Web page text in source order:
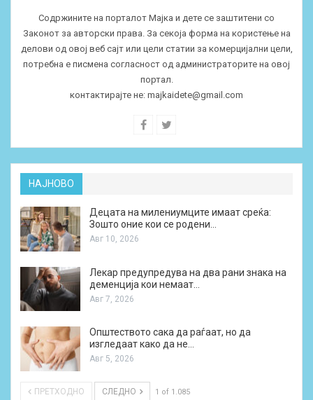
Содржините на порталот Мајка и дете се заштитени со
Законот за авторски права. За секоја форма на користење на
делови од овој веб сајт или цели статии за комерцијални цели,
потребна е писмена согласност од администраторите на овој
портал.
контактирајте не: majkaidete@gmail.com
НАЈНОВО
Децата на милениумците имаат среќа:
Зошто оние кои се родени…
Авг 10, 2026
Лекар предупредува на два рани знака на
деменција кои немаат…
Авг 7, 2026
Општеството сака да раѓаат, но да
изгледаат како да не…
Авг 5, 2026
ПРЕТХОДНО СЛЕДНО 1 of 1.085